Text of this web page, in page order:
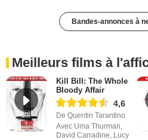
Bandes-annonces à
Meilleurs films à
Kill Bill: The Whole
Bloody Affair
4,6
De Quentin Tarantino
Avec Uma Thurman,
David Carradine, Lucy